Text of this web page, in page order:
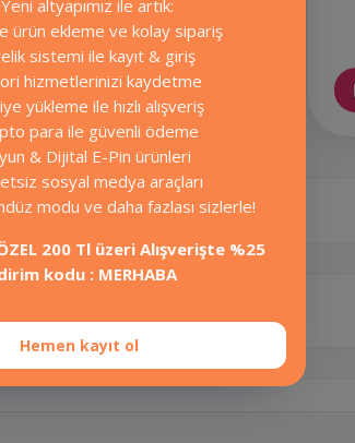
hızlı alışveriş için: OrvaPro!
Oyunlar
BlueSky
altyapımız ile artık:
ürün ekleme ve kolay sipariş
sistemi ile kayıt & giriş
hizmetlerinizi kaydetme
yükleme ile hızlı alışveriş
para ile güvenli ödeme
& Dijital E-Pin ürünleri
sosyal medya araçları
modu ve daha fazlası sizlerle!
200 Tl üzeri Alışverişte %25
kodu : MERHABA
Hemen kayıt ol